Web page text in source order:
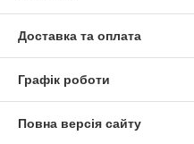
Доставка та оплата
Графік роботи
Повна версія сайту